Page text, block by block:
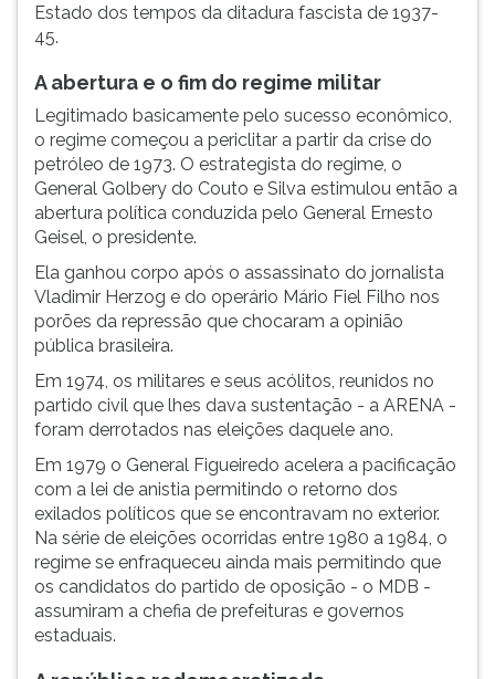
Estado dos tempos da ditadura fascista de 1937-
45.
A abertura e o fim do regime militar
Legitimado basicamente pelo sucesso econômico,
o regime começou a periclitar a partir da crise do
petróleo de 1973. O estrategista do regime, o
General Golbery do Couto e Silva estimulou então a
abertura política conduzida pelo General Ernesto
Geisel, o presidente.
Ela ganhou corpo após o assassinato do jornalista
Vladimir Herzog e do operário Mário Fiel Filho nos
porões da repressão que chocaram a opinião
pública brasileira.
Em 1974, os militares e seus acólitos, reunidos no
partido civil que lhes dava sustentação - a ARENA -
foram derrotados nas eleições daquele ano.
Em 1979 o General Figueiredo acelera a pacificação
com a lei de anistia permitindo o retorno dos
exilados políticos que se encontravam no exterior.
Na série de eleições ocorridas entre 1980 a 1984, o
regime se enfraqueceu ainda mais permitindo que
os candidatos do partido de oposição - o MDB -
assumiram a chefia de prefeituras e governos
estaduais.